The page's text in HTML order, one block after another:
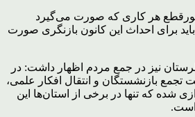
هر کاری که صورت می‌گیرد
برای احداث این کانون بازنگری صورت
نیز در جمع مردم اظهار داشت: در
بازنشستگان و انتقال افکار علمی،
شده که تنها در برخی از استان‌ها این
است.